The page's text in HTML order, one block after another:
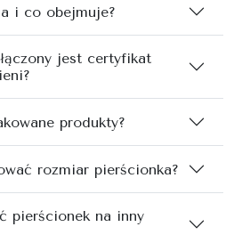
i co obejmuje?
jest certyfikat
produkty?
rozmiar pierścionka?
pierścionek na inny